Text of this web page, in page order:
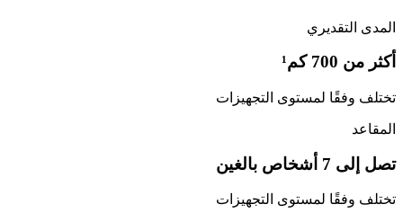
المدى التقديري
أكثر من 700 كم¹
تختلف وفقًا لمستوى التجهيزات
المقاعد
تصل إلى 7 أشخاص بالغين
تختلف وفقًا لمستوى التجهيزات